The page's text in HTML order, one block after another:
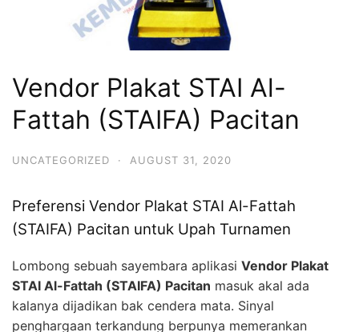
Vendor Plakat STAI Al-
Fattah (STAIFA) Pacitan
UNCATEGORIZED · AUGUST 31, 2020
Preferensi Vendor Plakat STAI Al-Fattah
(STAIFA) Pacitan untuk Upah Turnamen
Lombong sebuah sayembara aplikasi Vendor Plakat
STAI Al-Fattah (STAIFA) Pacitan masuk akal ada
kalanya dijadikan bak cendera mata. Sinyal
penghargaan terkandung berpunya memerankan